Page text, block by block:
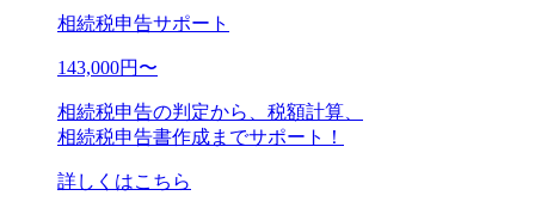
相続税申告サポート
143,000円〜
相続税申告の判定から、税額計算、
相続税申告書作成までサポート！
詳しくはこちら